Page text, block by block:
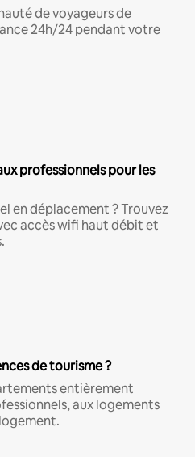
de voyageurs de
24h/24 pendant votre
professionnels pour les
en déplacement ? Trouvez
accès wifi haut débit et
de tourisme ?
entièrement
aux logements